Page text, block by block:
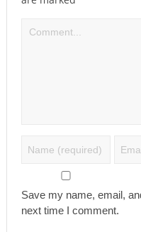
Save my name, email,
next time I comment.